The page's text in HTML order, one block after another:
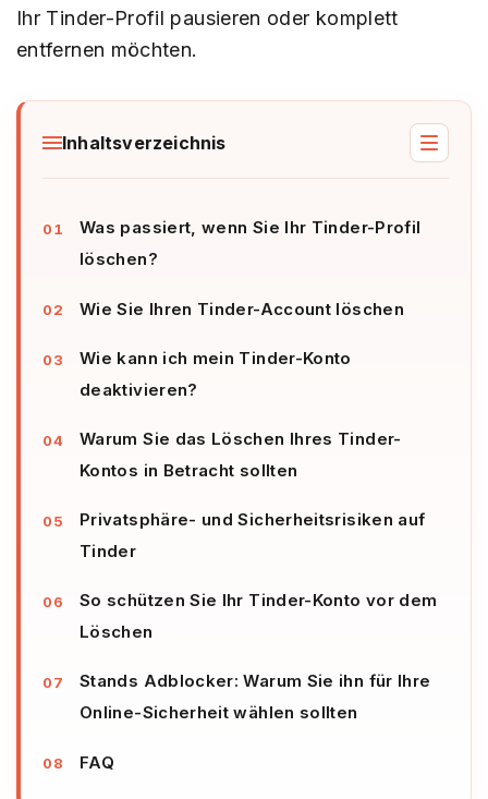
Ihr Tinder-Profil pausieren oder komplett
entfernen möchten.
Inhaltsverzeichnis
Was passiert, wenn Sie Ihr Tinder-Profil
löschen?
Wie Sie Ihren Tinder-Account löschen
Wie kann ich mein Tinder-Konto
deaktivieren?
Warum Sie das Löschen Ihres Tinder-
Kontos in Betracht sollten
Privatsphäre- und Sicherheitsrisiken auf
Tinder
So schützen Sie Ihr Tinder-Konto vor dem
Löschen
Stands Adblocker: Warum Sie ihn für Ihre
Online-Sicherheit wählen sollten
FAQ